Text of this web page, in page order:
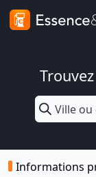
Informations